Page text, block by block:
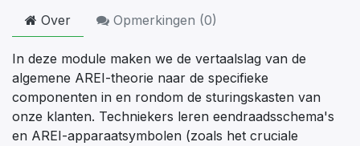
Over Opmerkingen (0)
In deze module maken we de vertaalslag van de
algemene AREI-theorie naar de specifieke
componenten in en rondom de sturingskasten van
onze klanten. Techniekers leren eendraadsschema's
en AREI-apparaatsymbolen (zoals het cruciale